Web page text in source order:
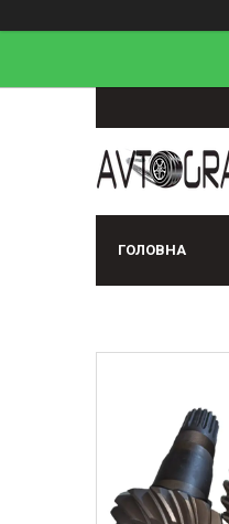
ГОЛОВНА